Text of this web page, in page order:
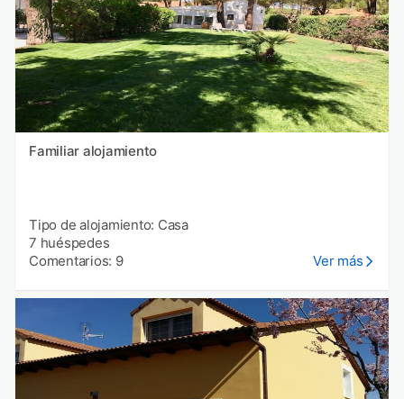
Familiar alojamiento
Tipo de alojamiento: Casa
7 huéspedes
Comentarios: 9
Ver más